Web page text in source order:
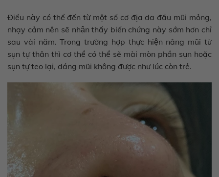
Điều này có thể đến từ một số cơ địa da đầu mũi mỏng,
nhạy cảm nên sẽ nhận thấy biến chứng này sớm hơn chỉ
sau vài năm. Trong trường hợp thực hiện nâng mũi từ
sụn tự thân thì cơ thể có thể sẽ mài mòn phần sụn hoặc
sụn tự teo lại, dáng mũi không được như lúc còn trẻ.